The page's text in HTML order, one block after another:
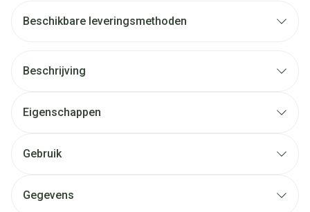
Beschikbare leveringsmethoden
Beschrijving
Eigenschappen
Gebruik
Gegevens